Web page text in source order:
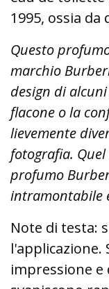
1995, ossia
Questo
marchio
design di
flacone o la
lievemente
fotografia.
profumo
intramontabile
Note di testa:
l'applicazione.
impressione